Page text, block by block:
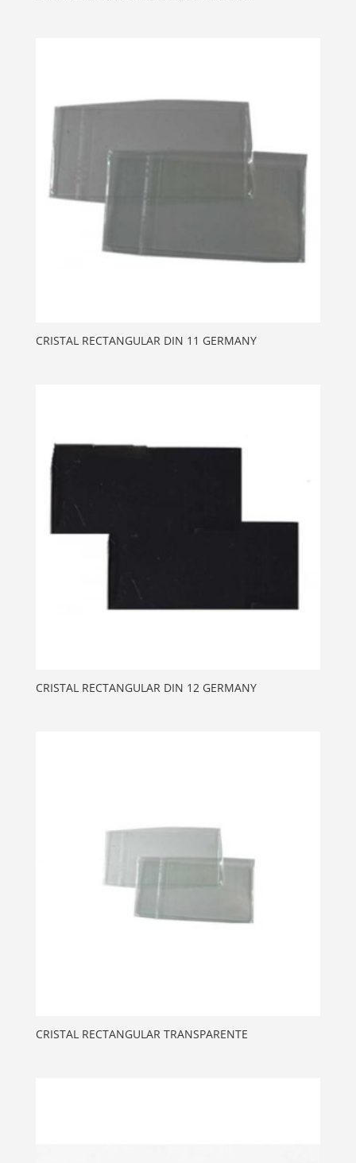
CRISTAL RECTANGULAR DIN 11 GERMANY
CRISTAL RECTANGULAR DIN 12 GERMANY
CRISTAL RECTANGULAR TRANSPARENTE